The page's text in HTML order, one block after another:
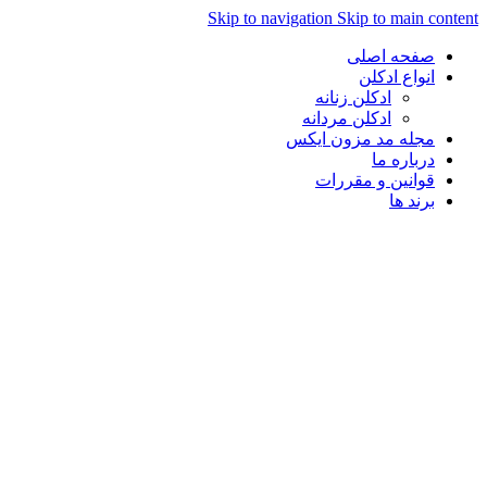
Skip to navigation Skip to main content
صفحه اصلی
انواع ادکلن
ادکلن زنانه
ادکلن مردانه
مجله مد مزون ایکس
درباره ما
قوانین و مقررات
برند ها